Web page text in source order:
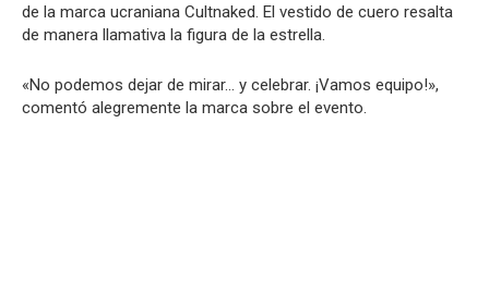
de la marca ucraniana Cultnaked. El vestido de cuero resalta
de manera llamativa la figura de la estrella.
«No podemos dejar de mirar… y celebrar. ¡Vamos equipo!»,
comentó alegremente la marca sobre el evento.